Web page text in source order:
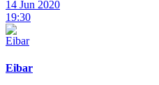
14 Jun 2020
19:30
Eibar